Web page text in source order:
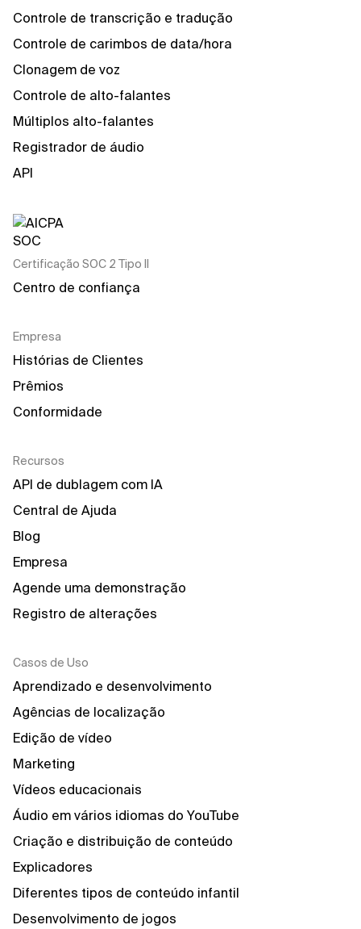
Controle de transcrição e tradução
Controle de carimbos de data/hora
Clonagem de voz
Controle de alto-falantes
Múltiplos alto-falantes
Registrador de áudio
API
Certificação SOC 2 Tipo II
Centro de confiança
Empresa
Histórias de Clientes
Prêmios
Conformidade
Recursos
API de dublagem com IA
Central de Ajuda
Blog
Empresa
Agende uma demonstração
Registro de alterações
Casos de Uso
Aprendizado e desenvolvimento
Agências de localização
Edição de vídeo
Marketing
Vídeos educacionais
Áudio em vários idiomas do YouTube
Criação e distribuição de conteúdo
Explicadores
Diferentes tipos de conteúdo infantil
Desenvolvimento de jogos